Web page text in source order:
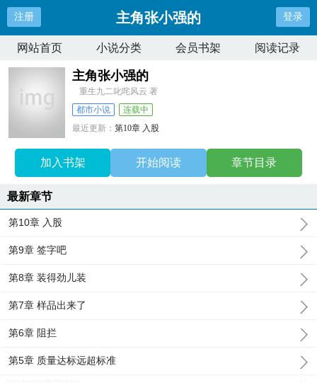
注册 主角张小强的 登录
网站首页 小说分类 会员书架 阅读记录
主角张小强的
重生九二叱咤风云 著
都市小说
连载中
最近更新：第10章 入股
加入书架 开始阅读 章节目录
最新章节
第10章 入股
第9章 签字吧
第8章 装得劲儿装
第7章 样品出来了
第6章 阻拦
第5章 质量达标远超标准